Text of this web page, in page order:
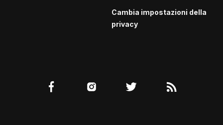
Cambia impostazioni della
privacy